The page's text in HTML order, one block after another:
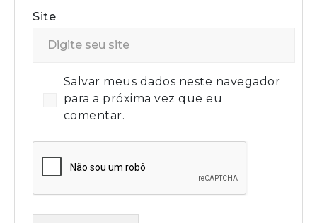
Site
Salvar meus dados neste navegador
para a próxima vez que eu
comentar.